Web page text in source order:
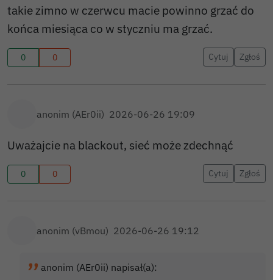
takie zimno w czerwcu macie powinno grzać do
końca miesiąca co w styczniu ma grzać.
0 0 Cytuj Zgłoś
anonim (AEr0ii) 2026-06-26 19:09
Uważajcie na blackout, sieć może zdechnąć
0 0 Cytuj Zgłoś
anonim (vBmou) 2026-06-26 19:12
anonim (AEr0ii) napisał(a):